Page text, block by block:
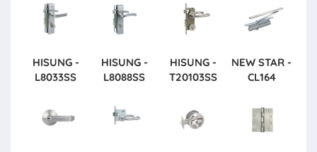
HISUNG -
L8033SS
HISUNG -
L8088SS
HISUNG -
T20103SS
NEW STAR -
CL164